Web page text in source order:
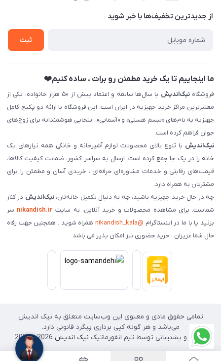
فروش‌اقساطی
از جدید‌ترین تخفیف‌ها با‌ خبر شوید
ثبت
ما اینجاییم تا یک خرید مطمئن رو برات ، ساده کنیم❤️
فروشگاهنیک‌اندیش
با سال‌ها سابقه و اعتماد بیش از ۵۰ هزار خانواده، یکی از
معتبرترین مراکز خرید جهیزیه در ایران است. این فروشگاه با ارائه دو پکیج کامل
جهیزیه به نام‌های «تبسم هستی» و «آسمانی»، انتخابی هوشمندانه برای زوج‌های
جوان فراهم کرده است.
نیک‌اندیش با تنوع بالای محصولات لوازم آشپزخانه و خانگی همه نیازهای یک
خانه را در یک جا جمع کرده است. ارسال به سراسر کشور، ضمانت کیفیت کالاها،
قیمت‌های رقابتی و خدمات مشاوره‌ای حرفه‌ای ، خریدی آسان و مطمئن را برای
مشتریان به همراه دارد.
چه در حال خرید جهیزیه باشید، چه به دنبال تکمیل خانه‌تان،نیک‌اندیش در کنار
شماست. برای مشاهده محصولات و خرید آنلاین، به سایت nikandish.ir سر
بزنید یا با ما در اینستاگرام @nikandish_kala
همراه شوید . همچنین جهت رفاه
حال شما عزیزان ، خرید حضوری نیز امکان پذیر می باشد.
تمامی حقوق مادی و معنوی این وب‌سایت متعلق به نیک اندیش
می‌باشد و هر گونه کپی برداری پیگرد قانونی دارد.
طراحی و پشتیبانی توسط تیم انفورماتیک نیک اندیش 2026 - 2025